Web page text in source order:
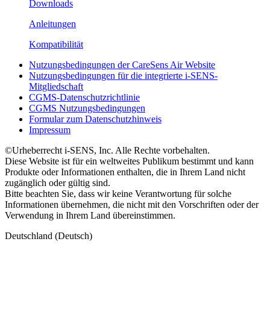
Downloads
Anleitungen
Kompatibilität
Nutzungsbedingungen der CareSens Air Website
Nutzungsbedingungen für die integrierte i-SENS-
Mitgliedschaft
CGMS-Datenschutzrichtlinie
CGMS Nutzungsbedingungen
Formular zum Datenschutzhinweis
Impressum
©Urheberrecht i-SENS, Inc. Alle Rechte vorbehalten.
Diese Website ist für ein weltweites Publikum bestimmt und kann
Produkte oder Informationen enthalten, die in Ihrem Land nicht
zugänglich oder gültig sind.
Bitte beachten Sie, dass wir keine Verantwortung für solche
Informationen übernehmen, die nicht mit den Vorschriften oder der
Verwendung in Ihrem Land übereinstimmen.
Deutschland (Deutsch)